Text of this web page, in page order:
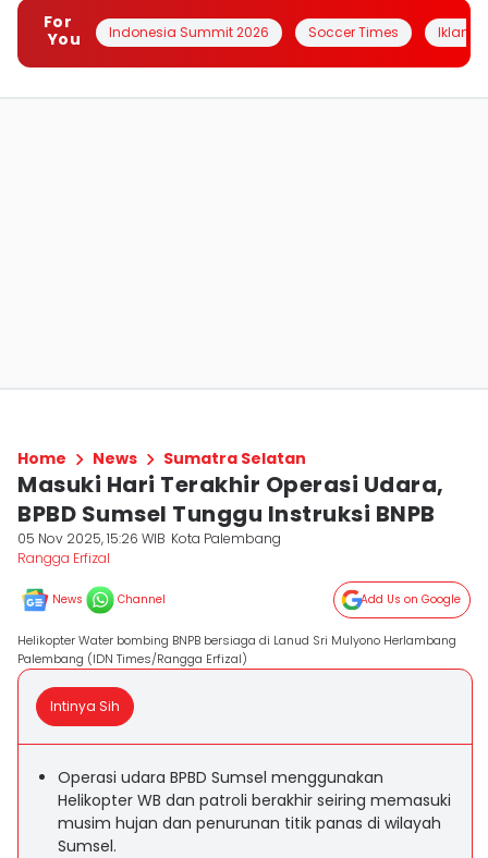
For
You
Indonesia Summit 2026 Soccer Times Iklanin
Home News Sumatra Selatan
Masuki Hari Terakhir Operasi Udara,
BPBD Sumsel Tunggu Instruksi BNPB
05 Nov 2025, 15:26 WIB Kota Palembang
Rangga Erfizal
News Channel Add Us on Google
Helikopter Water bombing BNPB bersiaga di Lanud Sri Mulyono Herlambang
Palembang (IDN Times/Rangga Erfizal)
Intinya Sih
Operasi udara BPBD Sumsel menggunakan
Helikopter WB dan patroli berakhir seiring memasuki
musim hujan dan penurunan titik panas di wilayah
Sumsel.